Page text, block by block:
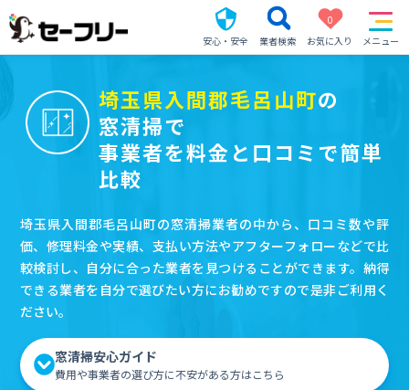
安心・安全 業者検索
0
お気に入り
メニュー
埼玉県入間郡毛呂山町の
窓清掃で
事業者を料金と口コミで簡単
比較
埼玉県入間郡毛呂山町の窓清掃業者の中から、口コミ数や評
価、修理料金や実績、支払い方法やアフターフォローなどで比
較検討し、自分に合った業者を見つけることができます。納得
できる業者を自分で選びたい方にお勧めですので是非ご利用く
ださい。
窓清掃安心ガイド
費用や事業者の選び方に不安がある方はこちら